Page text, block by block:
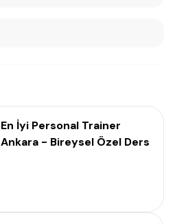
En İyi Personal Trainer
Ankara - Bireysel Özel Ders